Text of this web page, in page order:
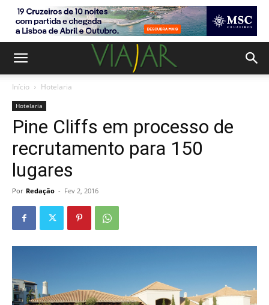
Início Hotelaria
Hotelaria
Pine Cliffs em processo de
recrutamento para 150
lugares
Por Redação - Fev 2, 2016